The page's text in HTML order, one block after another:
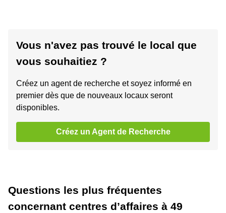
Vous n'avez pas trouvé le local que
vous souhaitiez ?
Créez un agent de recherche et soyez informé en
premier dès que de nouveaux locaux seront
disponibles.
Créez un Agent de Recherche
Questions les plus fréquentes
concernant centres d’affaires à 49